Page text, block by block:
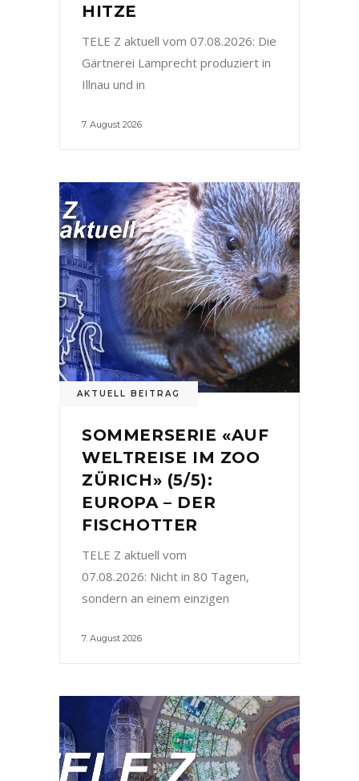
HITZE
TELE Z aktuell vom 07.08.2026: Die
Gärtnerei Lamprecht produziert in
Illnau und in
7. August 2026
AKTUELL BEITRAG
SOMMERSERIE «AUF
WELTREISE IM ZOO
ZÜRICH» (5/5):
EUROPA – DER
FISCHOTTER
TELE Z aktuell vom
07.08.2026: Nicht in 80 Tagen,
sondern an einem einzigen
7. August 2026